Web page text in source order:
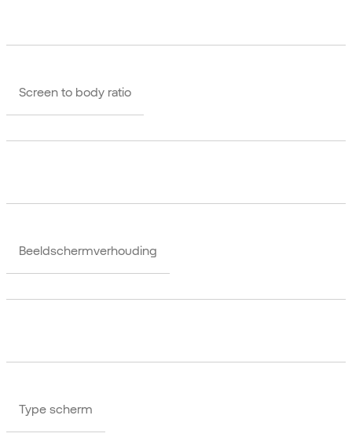
Screen to body ratio
Beeldschermverhouding
Type scherm